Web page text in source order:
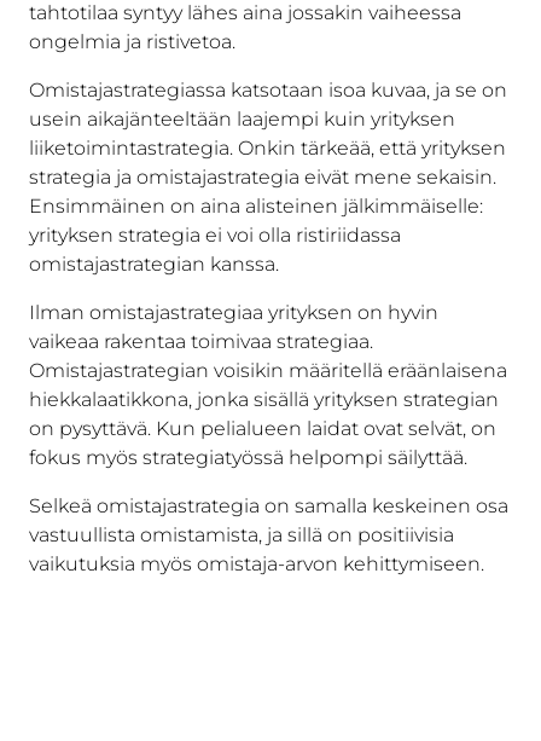
tahtotilaa syntyy lähes aina jossakin vaiheessa
ongelmia ja ristivetoa.
Omistajastrategiassa katsotaan isoa kuvaa, ja se on
usein aikajänteeltään laajempi kuin yrityksen
liiketoimintastrategia. Onkin tärkeää, että yrityksen
strategia ja omistajastrategia eivät mene sekaisin.
Ensimmäinen on aina alisteinen jälkimmäiselle:
yrityksen strategia ei voi olla ristiriidassa
omistajastrategian kanssa.
Ilman omistajastrategiaa yrityksen on hyvin
vaikeaa rakentaa toimivaa strategiaa.
Omistajastrategian voisikin määritellä eräänlaisena
hiekkalaatikkona, jonka sisällä yrityksen strategian
on pysyttävä. Kun pelialueen laidat ovat selvät, on
fokus myös strategiatyössä helpompi säilyttää.
Selkeä omistajastrategia on samalla keskeinen osa
vastuullista omistamista, ja sillä on positiivisia
vaikutuksia myös omistaja-arvon kehittymiseen.